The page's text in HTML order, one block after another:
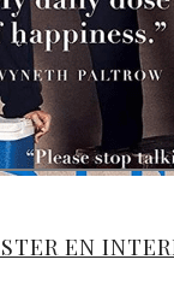
EN